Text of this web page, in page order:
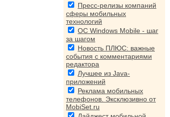
Пресс-релизы компаний
сферы мобильных
технологий
ОС Windows Mobile - шаг
за шагом
Новость ПЛЮС: важные
события с комментариями
редактора
Лучшее из Java-
приложений
Реклама мобильных
телефонов. Эксклюзивно от
MobiSet.ru